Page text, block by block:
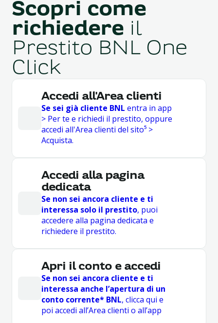
Scopri come
richiedere il
Prestito BNL One
Click
Accedi all'Area clienti
Se sei già cliente BNL entra in app
> Per te e richiedi il prestito, oppure
accedi all'Area clienti del sito⁵ >
Acquista.
Accedi alla pagina
dedicata
Se non sei ancora cliente e ti
interessa solo il prestito, puoi
accedere alla pagina dedicata e
richiedere il prestito.
Apri il conto e accedi
Se non sei ancora cliente e ti
interessa anche l’apertura di un
conto corrente* BNL, clicca qui e
poi accedi all’Area clienti o all’app